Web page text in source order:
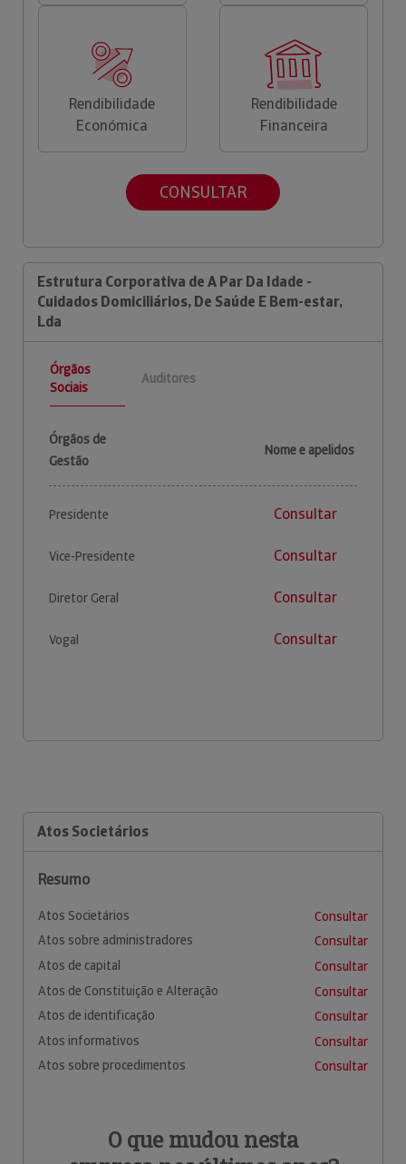
Rendibilidade
Económica
Rendibilidade
Financeira
CONSULTAR
Estrutura Corporativa de A Par Da Idade -
Cuidados Domiciliários, De Saúde E Bem-estar,
Lda
Órgãos
Sociais
Auditores
Órgãos de
Gestão
Nome e apelidos
Presidente Consultar
Vice-Presidente Consultar
Diretor Geral Consultar
Vogal Consultar
Atos Societários
Resumo
Atos Societários
Consultar
Atos sobre administradores
Consultar
Atos de capital
Consultar
Atos de Constituição e Alteração
Consultar
Atos de identificação
Consultar
Atos informativos
Consultar
Atos sobre procedimentos
Consultar
O que mudou nesta